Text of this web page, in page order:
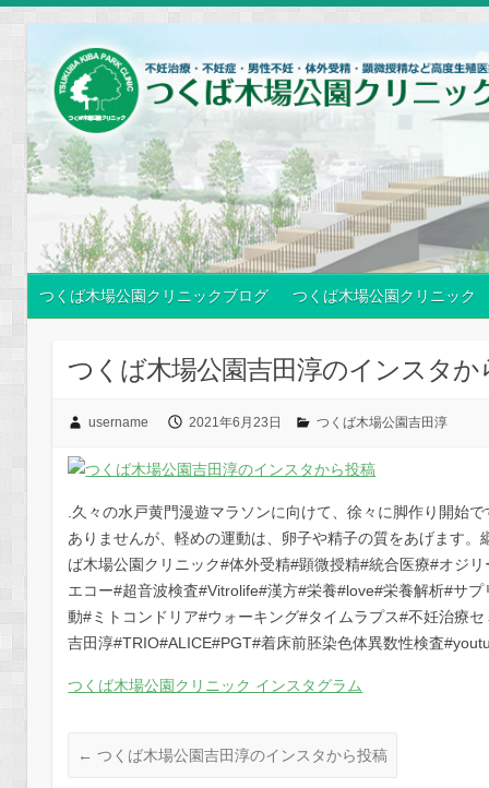
つくば木場公園クリニックブログ つくば木場公園クリニック
つくば木場公園吉田淳のインスタか
username 2021年6月23日 つくば木場公園吉田淳
.久々の水戸黄門漫遊マラソンに向けて、徐々に脚作り開始
ありませんが、軽めの運動は、卵子や精子の質をあげます。
ば木場公園クリニック#体外受精#顕微授精#統合医療#オジ
エコー#超音波検査#Vitrolife#漢方#栄養#love#栄養解析#サ
動#ミトコンドリア#ウォーキング#タイムラプス#不妊治療
吉田淳#TRIO#ALICE#PGT#着床前胚染色体異数性検査
つくば木場公園クリニック インスタグラム
← つくば木場公園吉田淳のインスタから投稿